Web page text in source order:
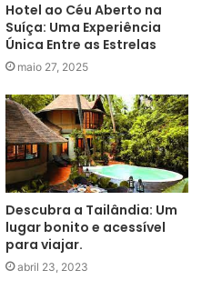
Hotel ao Céu Aberto na
Suíça: Uma Experiência
Única Entre as Estrelas
maio 27, 2025
Descubra a Tailândia: Um
lugar bonito e acessível
para viajar.
abril 23, 2023